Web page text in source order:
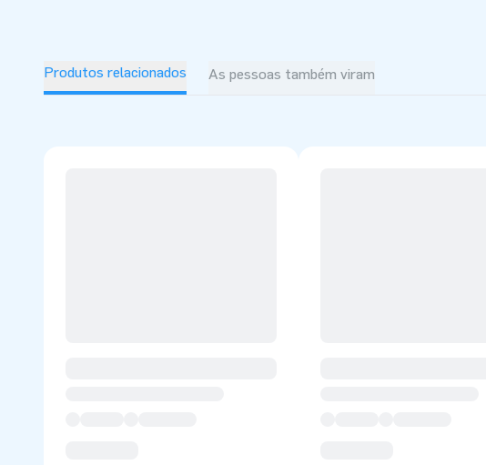
Produtos relacionados As pessoas também viram